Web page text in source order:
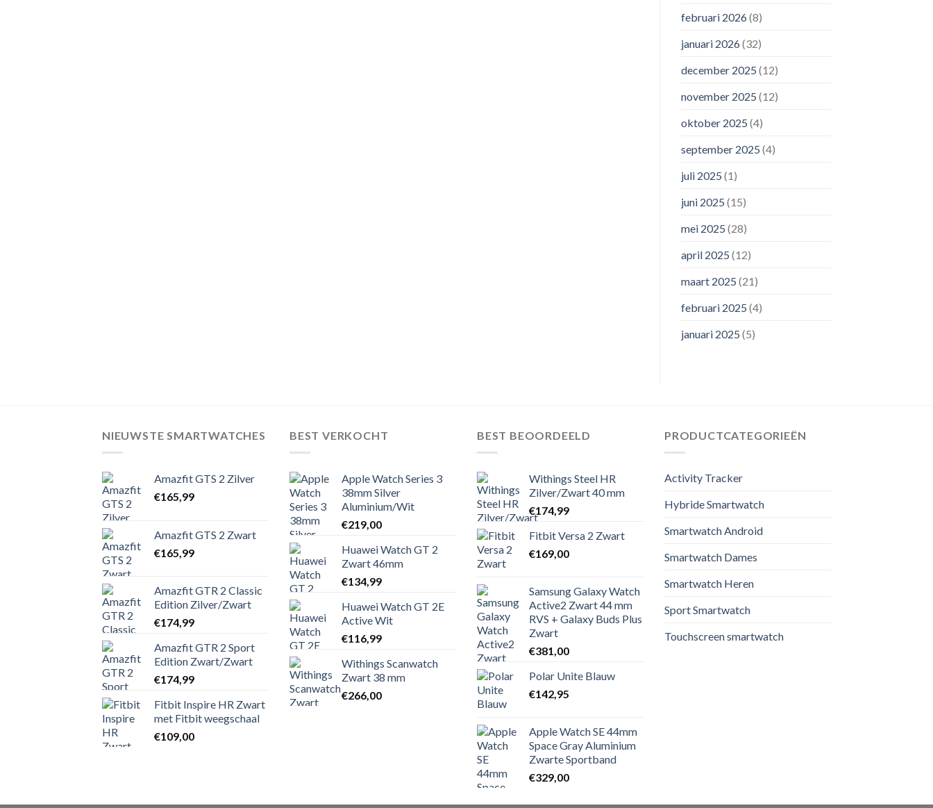
februari 2026(8)
januari 2026(32)
december 2025 (12)
november 2025 (12)
oktober 2025 (4)
september 2025 (4)
juli 2025 (1)
juni 2025 (15)
mei 2025 (28)
april 2025 (12)
maart 2025 (21)
februari 2025 (4)
januari 2025 (5)
NIEUWSTE SMARTWATCHES
Amazfit GTS 2 Zilver
€165,99
Amazfit GTS 2 Zwart
€165,99
Amazfit GTR 2 Classic
Edition Zilver/Zwart
€174,99
Amazfit GTR 2 Sport
Edition Zwart/Zwart
€174,99
Fitbit Inspire HR Zwart
met Fitbit weegschaal
€109,00
BEST VERKOCHT
Apple Watch Series 3
38mm Silver
Aluminium/Wit
€219,00
Huawei Watch GT 2
Zwart 46mm
€134,99
Huawei Watch GT 2E
Active Wit
€116,99
Withings Scanwatch
Zwart 38 mm
€266,00
BEST BEOORDEELD
Withings Steel HR
Zilver/Zwart 40 mm
€174,99
Fitbit Versa 2 Zwart
€169,00
Samsung Galaxy Watch
Active2 Zwart 44 mm
RVS + Galaxy Buds Plus
Zwart
€381,00
Polar Unite Blauw
€142,95
Apple Watch SE 44mm
Space Gray Aluminium
Zwarte Sportband
€329,00
PRODUCTCATEGORIEËN
Activity Tracker
Hybride Smartwatch
Smartwatch Android
Smartwatch Dames
Smartwatch Heren
Sport Smartwatch
Touchscreen smartwatch